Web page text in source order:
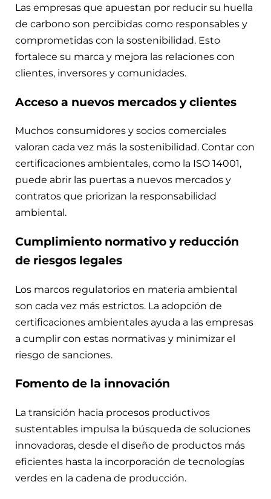
Las empresas que apuestan por reducir su huella
de carbono son percibidas como responsables y
comprometidas con la sostenibilidad. Esto
fortalece su marca y mejora las relaciones con
clientes, inversores y comunidades.
Acceso a nuevos mercados y clientes
Muchos consumidores y socios comerciales
valoran cada vez más la sostenibilidad. Contar con
certificaciones ambientales, como la ISO 14001,
puede abrir las puertas a nuevos mercados y
contratos que priorizan la responsabilidad
ambiental.
Cumplimiento normativo y reducción
de riesgos legales
Los marcos regulatorios en materia ambiental
son cada vez más estrictos. La adopción de
certificaciones ambientales ayuda a las empresas
a cumplir con estas normativas y minimizar el
riesgo de sanciones.
Fomento de la innovación
La transición hacia procesos productivos
sustentables impulsa la búsqueda de soluciones
innovadoras, desde el diseño de productos más
eficientes hasta la incorporación de tecnologías
verdes en la cadena de producción.